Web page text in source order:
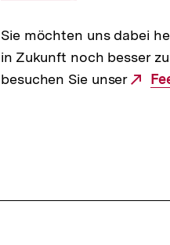
Sie möchten uns dabei
in Zukunft noch besser
besuchen Sie unser